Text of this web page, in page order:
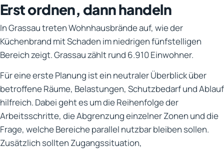
Erst ordnen, dann handeln
In Grassau treten Wohnhausbrände auf, wie der
Küchenbrand mit Schaden im niedrigen fünfstelligen
Bereich zeigt. Grassau zählt rund 6.910 Einwohner.
Für eine erste Planung ist ein neutraler Überblick über
betroffene Räume, Belastungen, Schutzbedarf und Ablauf
hilfreich. Dabei geht es um die Reihenfolge der
Arbeitsschritte, die Abgrenzung einzelner Zonen und die
Frage, welche Bereiche parallel nutzbar bleiben sollen.
Zusätzlich sollten Zugangssituation,